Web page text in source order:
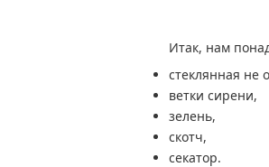
Итак, нам
стеклянная не
ветки сирени,
зелень,
скотч,
секатор.